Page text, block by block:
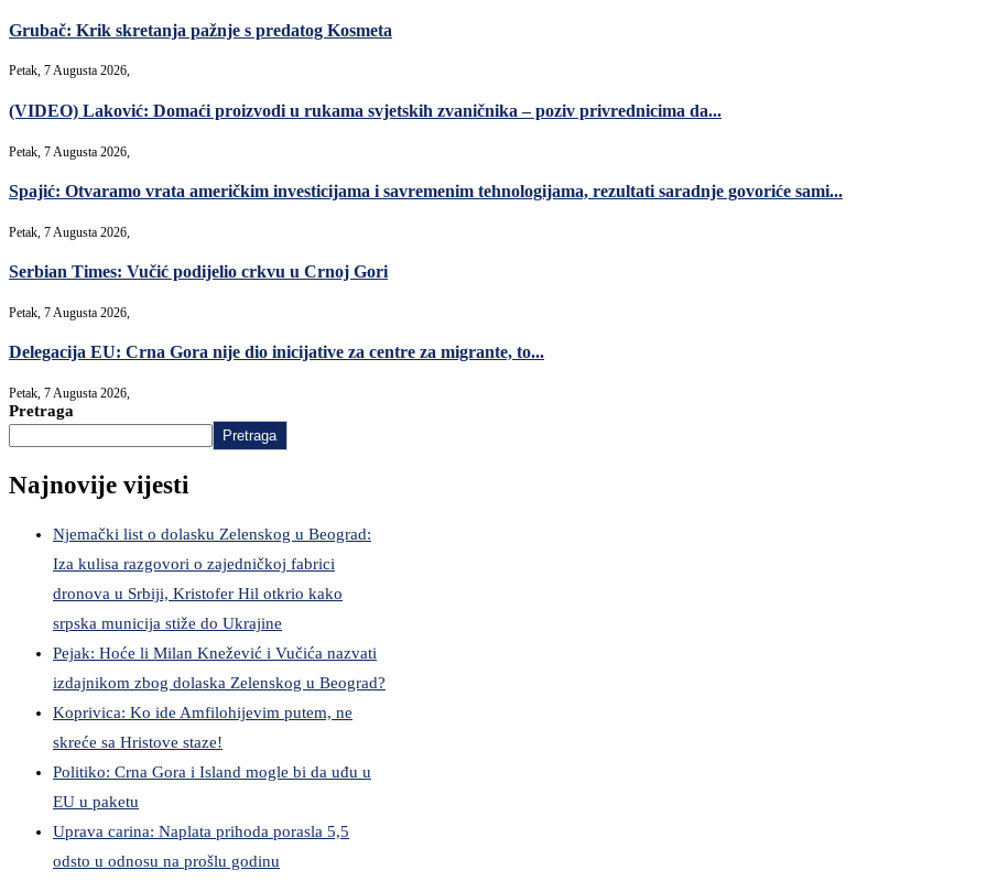
Grubač: Krik skretanja pažnje s predatog Kosmeta
Petak, 7 Augusta 2026,
(VIDEO) Laković: Domaći proizvodi u rukama svjetskih zvaničnika – poziv privrednicima da...
Petak, 7 Augusta 2026,
Spajić: Otvaramo vrata američkim investicijama i savremenim tehnologijama, rezultati saradnje govoriće sami...
Petak, 7 Augusta 2026,
Serbian Times: Vučić podijelio crkvu u Crnoj Gori
Petak, 7 Augusta 2026,
Delegacija EU: Crna Gora nije dio inicijative za centre za migrante, to...
Petak, 7 Augusta 2026,
Pretraga
Pretraga
Najnovije vijesti
Njemački list o dolasku Zelenskog u Beograd:
Iza kulisa razgovori o zajedničkoj fabrici
dronova u Srbiji, Kristofer Hil otkrio kako
srpska municija stiže do Ukrajine
Pejak: Hoće li Milan Knežević i Vučića nazvati
izdajnikom zbog dolaska Zelenskog u Beograd?
Koprivica: Ko ide Amfilohijevim putem, ne
skreće sa Hristove staze!
Politiko: Crna Gora i Island mogle bi da uđu u
EU u paketu
Uprava carina: Naplata prihoda porasla 5,5
odsto u odnosu na prošlu godinu